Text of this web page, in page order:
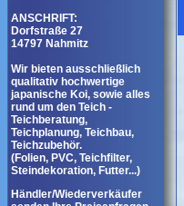
ANSCHRIFT:
Dorfstraße 27
14797 Nahmitz
Wir bieten ausschließlich
qualitativ hochwertige
japanische Koi, sowie alles
rund um den Teich -
Teichberatung,
Teichplanung, Teichbau,
Teichzubehör.
(Folien, PVC, Teichfilter,
Steindekoration, Futter...)
Händler/Wiederverkäufer